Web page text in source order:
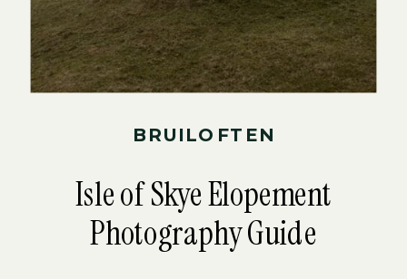
Isle of Skye Elopement
Photography Guide
BRUILOFTEN